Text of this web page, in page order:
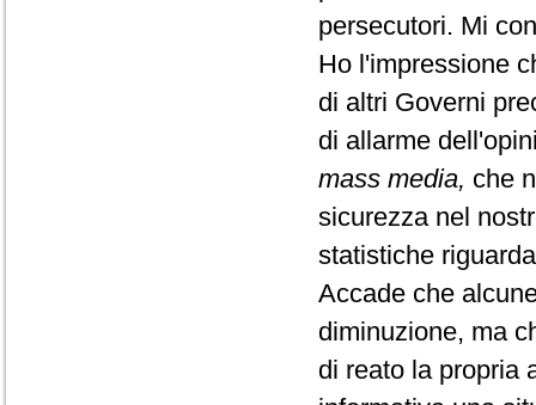
persecutori. Mi
Ho l'impressione
di altri Governi
di allarme
mass media, che
sicurezza nel
statistiche
Accade che
diminuzione, ma
di reato la propria